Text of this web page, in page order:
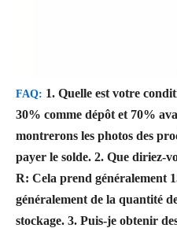
FAQ: 1. Quelle est votre
30% comme dépôt et 70%
montrerons les photos des
payer le solde. 2. Que diriez-
R: Cela prend généralement
généralement de la quantité
stockage. 3. Puis-je obtenir